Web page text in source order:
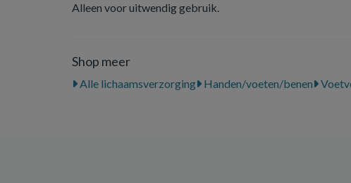
Alleen voor uitwendig gebruik.
Shop meer
Alle lichaamsverzorging Handen/voeten/benen